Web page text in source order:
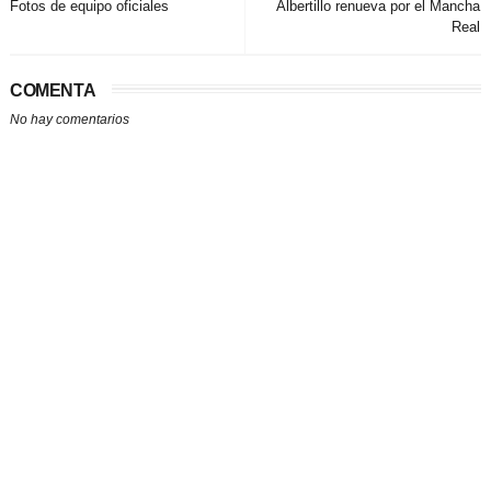
Albertillo renueva por el Mancha
Real
Fotos de equipo oficiales
COMENTA
No hay comentarios